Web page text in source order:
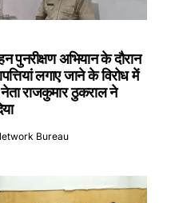
पुनरीक्षण अभियान के दौरान
लगाए जाने के विरोध में
राजकुमार ठुकराल ने
Bureau